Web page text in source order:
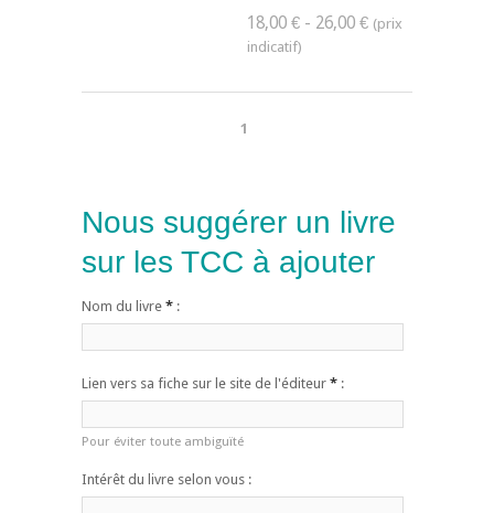
18,00 € - 26,00 €
1
Nous suggérer un livre
sur les TCC à ajouter
Nom du livre * :
Lien vers sa fiche sur le site de l'éditeur * :
Pour éviter toute ambiguïté
Intérêt du livre selon vous :